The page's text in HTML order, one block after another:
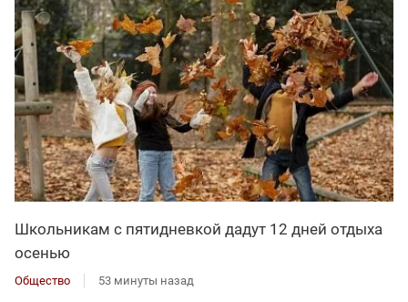
Школьникам с пятидневкой дадут 12 дней отдыха
осенью
Общество 53 минуты назад